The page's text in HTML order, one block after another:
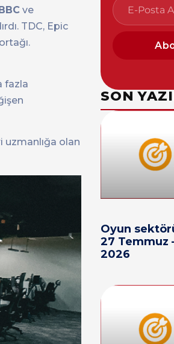
ve
TDC, Epic
fazla
uzmanlığa olan
SON
Oyun
27 Temmuz
2026